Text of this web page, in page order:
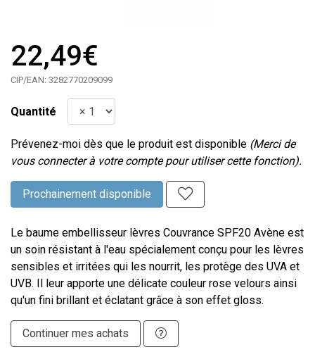
22,49€
CIP/EAN: 3282770209099
Quantité
Prévenez-moi dès que le produit est disponible (Merci de
vous connecter à votre compte pour utiliser cette fonction).
Prochainement disponible
Le baume embellisseur lèvres Couvrance SPF20 Avène est
un soin résistant à l'eau spécialement conçu pour les lèvres
sensibles et irritées qui les nourrit, les protège des UVA et
UVB. Il leur apporte une délicate couleur rose velours ainsi
qu'un fini brillant et éclatant grâce à son effet gloss.
Continuer mes achats